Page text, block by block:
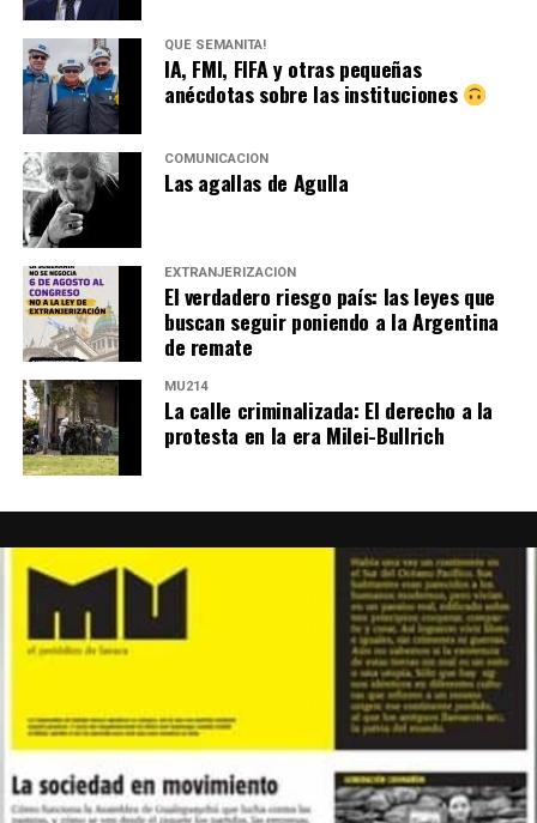
QUÉ SEMANITA!
IA, FMI, FIFA y otras pequeñas
anécdotas sobre las instituciones
COMUNICACIÓN
Las agallas de Agulla
EXTRANJERIZACIÓN
El verdadero riesgo país: las leyes que
buscan seguir poniendo a la Argentina
de remate
MU214
La calle criminalizada: El derecho a la
protesta en la era Milei-Bullrich